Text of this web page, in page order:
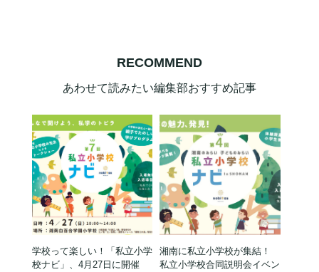
RECOMMEND
あわせて読みたい編集部おすすめ記事
学校って楽しい！「私立小学
校ナビ」、4月27日に開催
湘南に私立小学校が集結！
私立小学校合同説明会イベン